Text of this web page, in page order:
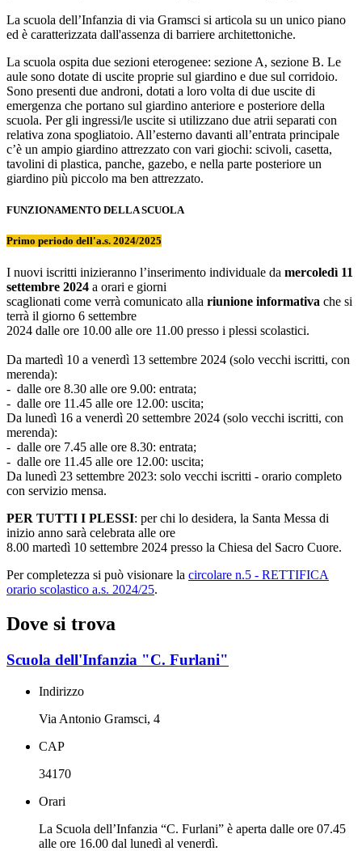
La scuola dell’Infanzia di via Gramsci si articola su un unico piano
ed è caratterizzata dall'assenza di barriere architettoniche.
La scuola ospita due sezioni eterogenee: sezione A, sezione B. Le
aule sono dotate di uscite proprie sul giardino e due sul corridoio.
Sono presenti due androni, dotati a loro volta di due uscite di
emergenza che portano sul giardino anteriore e posteriore della
scuola. Per gli ingressi/le uscite si utilizzano due atrii separati con
relativa zona spogliatoio. All’esterno davanti all’entrata principale
c’è un ampio giardino attrezzato con vari giochi: scivoli, casetta,
tavolini di plastica, panche, gazebo, e nella parte posteriore un
giardino più piccolo ma ben attrezzato.
FUNZIONAMENTO DELLA SCUOLA
Primo periodo dell'a.s. 2024/2025
I nuovi iscritti inizieranno l’inserimento individuale da mercoledì 11
settembre 2024 a orari e giorni
scaglionati come verrà comunicato alla riunione informativa che si
terrà il giorno 6 settembre
2024 dalle ore 10.00 alle ore 11.00 presso i plessi scolastici.
Da martedì 10 a venerdì 13 settembre 2024 (solo vecchi iscritti, con
merenda):
- dalle ore 8.30 alle ore 9.00: entrata;
- dalle ore 11.45 alle ore 12.00: uscita;
Da lunedì 16 a venerdì 20 settembre 2024 (solo vecchi iscritti, con
merenda):
- dalle ore 7.45 alle ore 8.30: entrata;
- dalle ore 11.45 alle ore 12.00: uscita;
Da lunedì 23 settembre 2023: solo vecchi iscritti - orario completo
con servizio mensa.
PER TUTTI I PLESSI: per chi lo desidera, la Santa Messa di
inizio anno sarà celebrata alle ore
8.00 martedì 10 settembre 2024 presso la Chiesa del Sacro Cuore.
Per completezza si può visionare la circolare n.5 - RETTIFICA
orario scolastico a.s. 2024/25.
Dove si trova
Scuola dell'Infanzia "C. Furlani"
Indirizzo
Via Antonio Gramsci, 4
CAP
34170
Orari
La Scuola dell’Infanzia “C. Furlani” è aperta dalle ore 07.45
alle ore 16.00 dal lunedì al venerdì.